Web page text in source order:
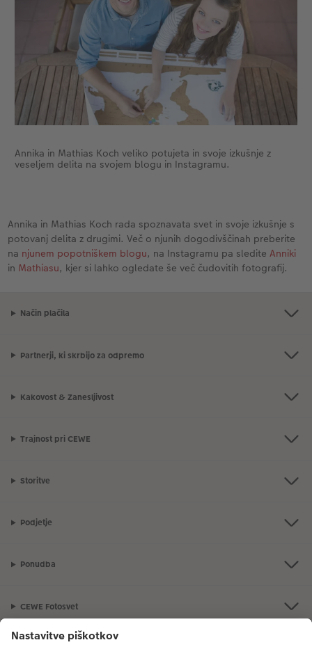
Annika in Mathias Koch veliko potujeta in svoje izkušnje z
veseljem delita na svojem blogu in Instagramu.
Annika in Mathias Koch rada spoznavata svet in svoje izkušnje s
potovanj delita z drugimi. Več o njunih dogodivščinah preberite
na njunem popotniškem blogu, na Instagramu pa slediteAnniki
in Mathiasu, kjer si lahko ogledate še več čudovitih fotografij.
Način plačila
Partnerji, ki skrbijo za odpremo
Kakovost & Zanesljivost
Trajnost pri CEWE
Storitve
Podjetje
Ponudba
CEWE Fotosvet